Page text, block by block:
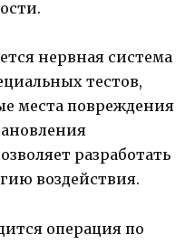
нервная система
тестов,
места повреждения
разработать
воздействия.
операция по